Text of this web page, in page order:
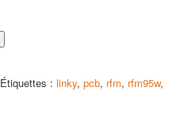
Étiquettes :linky,pcb, rfm, rfm95w,